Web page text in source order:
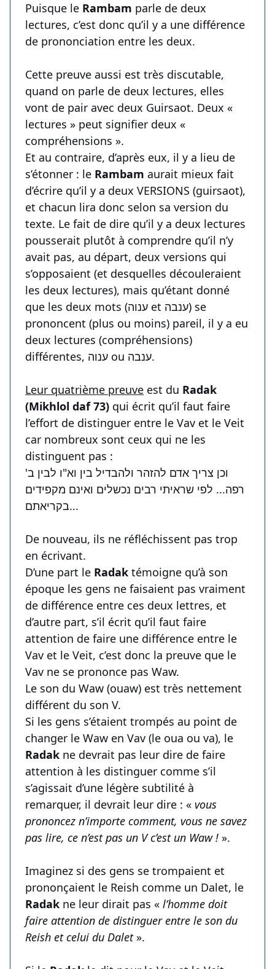
Puisque le Rambam parle de deux
lectures, c’est donc qu’il y a une différence
de prononciation entre les deux.
Cette preuve aussi est très discutable,
quand on parle de deux lectures, elles
vont de pair avec deux Guirsaot. Deux «
lectures » peut signifier deux «
compréhensions ».
Et au contraire, d’après eux, il y a lieu de
s’étonner : le Rambam aurait mieux fait
d’écrire qu’il y a deux VERSIONS (guirsaot),
et chacun lira donc selon sa version du
texte. Le fait de dire qu’il y a deux lectures
pousserait plutôt à comprendre qu’il n’y
avait pas, au départ, deux versions qui
s’opposaient (et desquelles découleraient
les deux lectures), mais qu’étant donné
que les deux mots (ענוה et ענבה) se
prononcent (plus ou moins) pareil, il y a eu
deux lectures (compréhensions)
différentes, ענוה ou ענבה.
Leur quatrième preuve est du Radak
(Mikhlol daf 73) qui écrit qu’il faut faire
l’effort de distinguer entre le Vav et le Veit
car nombreux sont ceux qui ne les
distinguent pas :
וכן צריך אדם להזהר ולהבדיל בין וא"ו לבין ב'
רפה... לפי שראיתי רבים נכשלים ואינם מקפידים
בקריאתם...
De nouveau, ils ne réfléchissent pas trop
en écrivant.
D’une part le Radak témoigne qu’à son
époque les gens ne faisaient pas vraiment
de différence entre ces deux lettres, et
d’autre part, s’il écrit qu’il faut faire
attention de faire une différence entre le
Vav et le Veit, c’est donc la preuve que le
Vav ne se prononce pas Waw.
Le son du Waw (ouaw) est très nettement
différent du son V.
Si les gens s’étaient trompés au point de
changer le Waw en Vav (le oua ou va), le
Radak ne devrait pas leur dire de faire
attention à les distinguer comme s’il
s’agissait d’une légère subtilité à
remarquer, il devrait leur dire : « vous
prononcez n’importe comment, vous ne savez
pas lire, ce n’est pas un V c’est un Waw ! ».
Imaginez si des gens se trompaient et
prononçaient le Reish comme un Dalet, le
Radak ne leur dirait pas « l’homme doit
faire attention de distinguer entre le son du
Reish et celui du Dalet ».